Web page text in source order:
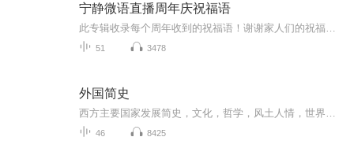
宁静微语直播周年庆祝福语
51 3478
外国简史
46 8425